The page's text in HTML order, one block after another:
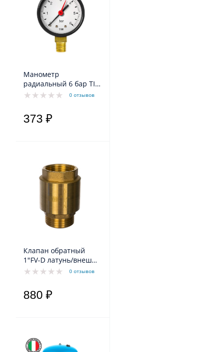
Манометр
радиальный 6 бар TIM
Y-50-6bar
0 отзывов
373 ₽
Клапан обратный
1"FV-D латунь/внеш
резьба Belamos0 отзывов
880 ₽